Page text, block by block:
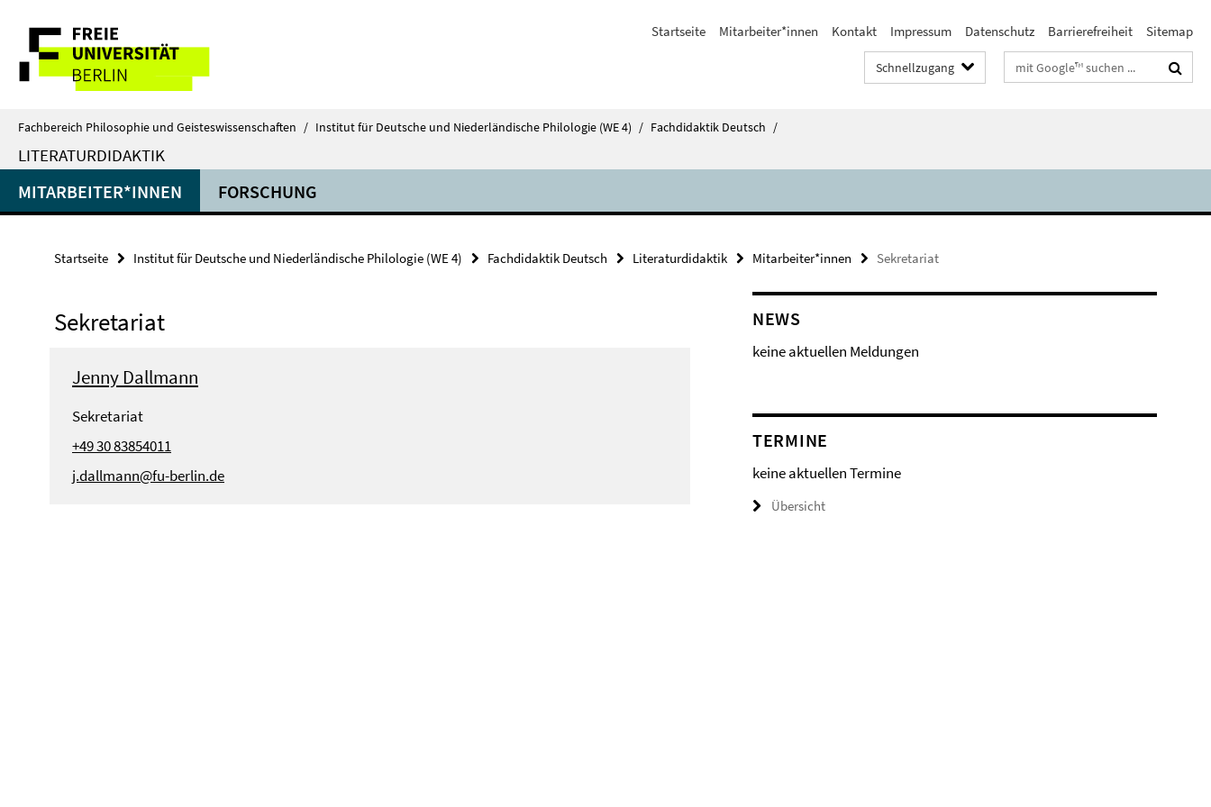
direkt
Inhalt
Service-
Navigation
Startseite Mitarbeiter*innen Kontakt Impressum Datenschutz Barrierefreiheit Sitemap
Schnellzugang Suchbegriffe
Fachbereich Philosophie und Geisteswissenschaften / Institut für Deutsche und Niederländische Philologie (WE 4) / Fachdidaktik Deutsch /
LITERATURDIDAKTIK
MITARBEITER*INNEN FORSCHUNG
Startseite Institut für Deutsche und Niederländische Philologie (WE 4) Fachdidaktik Deutsch Literaturdidaktik Mitarbeiter*innen Sekretariat
Sekretariat
Jenny Dallmann
Sekretariat
+49 30 83854011
j.dallmann@fu-berlin.de
NEWS
keine aktuellen Meldungen
TERMINE
keine aktuellen Termine
Übersicht